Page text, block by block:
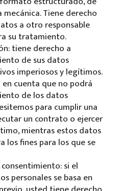
Tiene derecho
a otro responsable
su tratamiento.
tiene derecho a
de sus datos
imperiosos y legítimos.
cuenta que no podrá
de los datos
para cumplir una
un contrato o ejercer
mientras estos datos
los fines para los que se
si el
personales se basa en